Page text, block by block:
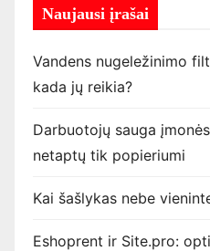
Naujausi įrašai
Vandens nugeležinimo
kada jų reikia?
Darbuotojų sauga
netaptų tik popieriumi
Kai šašlykas nebe
Eshoprent ir Site.pro: